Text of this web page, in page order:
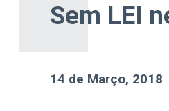
Sem LEI
14 de Março, 2018